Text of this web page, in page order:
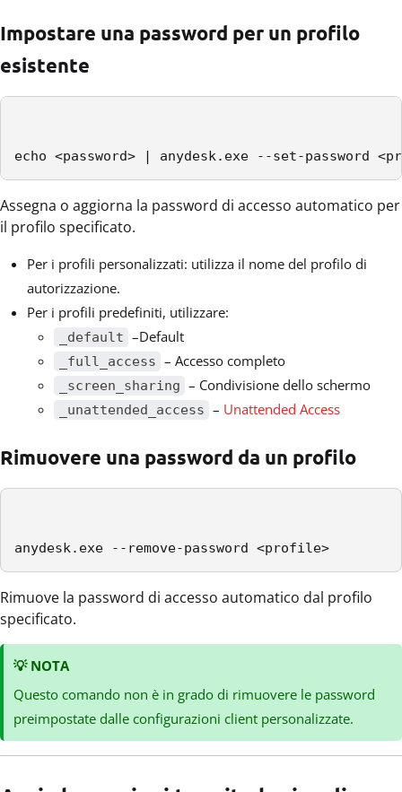
Impostare una password per un profilo
esistente
echo <password> | anydesk.exe --set-password
Assegna o aggiorna la password di accesso automatico per
il profilo specificato.
Per i profili personalizzati: utilizza il nome del profilo di
autorizzazione.
Per i profili predefiniti, utilizzare:
_default –Default
_full_access – Accesso completo
_screen_sharing – Condivisione dello schermo
_unattended_access – Unattended Access
Rimuovere una password da un profilo
anydesk.exe --remove-password <profile>
Rimuove la password di accesso automatico dal profilo
specificato.
💡 NOTA
Questo comando non è in grado di rimuovere le password
preimpostate dalle configurazioni client personalizzate.